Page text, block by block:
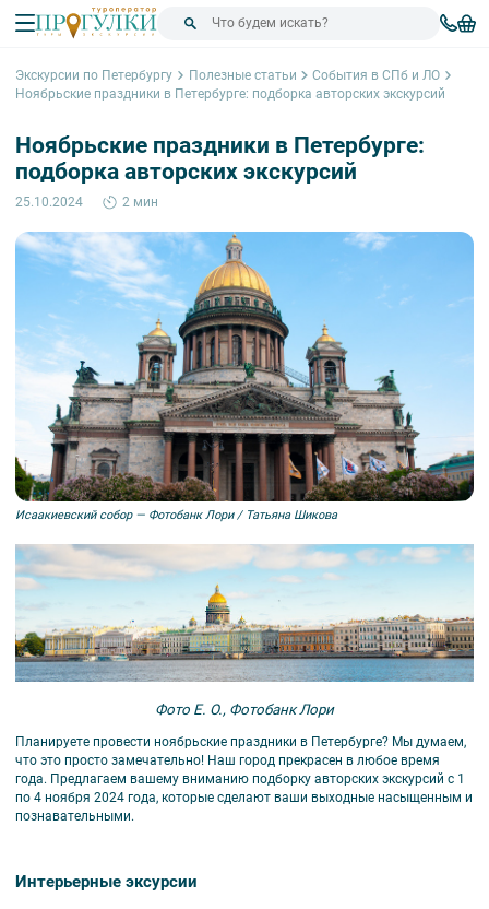
Экскурсии по Петербургу Полезные статьи
События в СПб и ЛО
Ноябрьские праздники в Петербурге: подборка авторских экскурсий
Ноябрьские праздники в Петербурге:
подборка авторских экскурсий
25.10.2024 2 мин
Исаакиевский собор — Фотобанк Лори / Татьяна Шикова
Фото E. O., Фотобанк Лори
Планируете провести ноябрьские праздники в Петербурге? Мы думаем,
что это просто замечательно! Наш город прекрасен в любое время
года. Предлагаем вашему вниманию подборку авторских экскурсий с 1
по 4 ноября 2024 года, которые сделают ваши выходные насыщенным и
познавательными.
Интерьерные эксурсии